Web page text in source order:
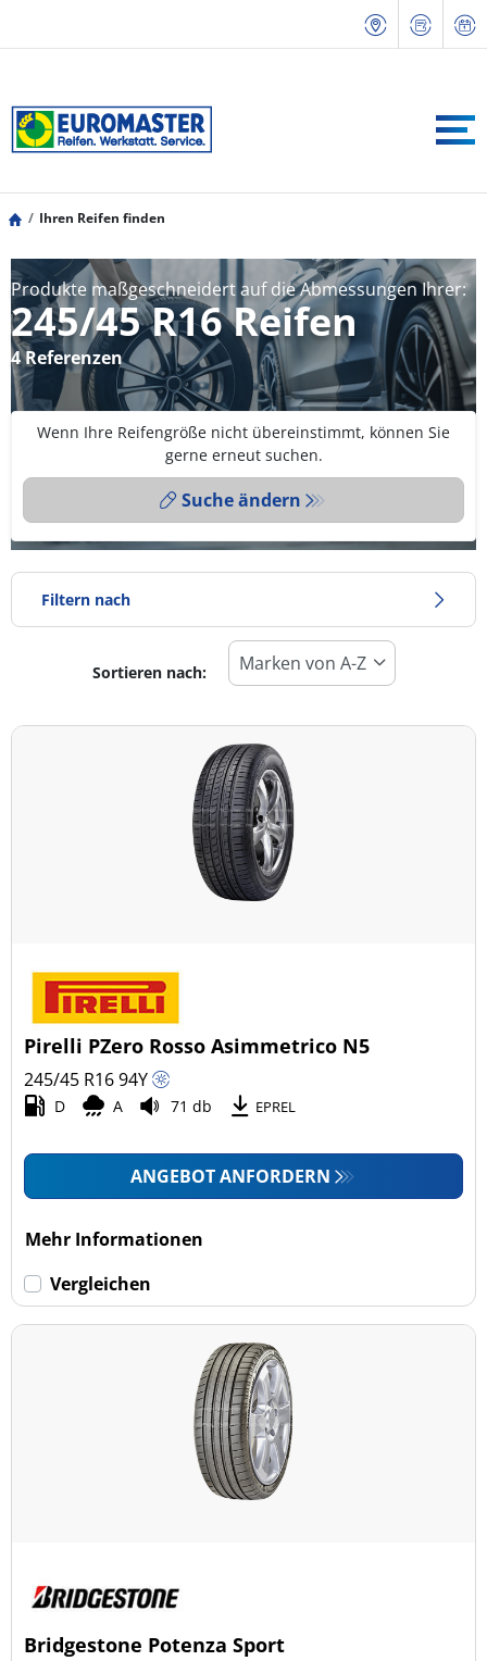
Ihren Reifen finden
Produkte maßgeschneidert auf die Abmessungen Ihrer:
245/45 R16 Reifen
4 Referenzen
Wenn Ihre Reifengröße nicht übereinstimmt, können Sie
gerne erneut suchen.
Suche ändern
Filtern nach
Reifentyp
Alle Arten (4)
Ganzjahresreifen (0)
Pkw (4)
4x4/Offroad (0)
Transporter (0)
Wohnmobil (0)
Keine Run-flat (4)
Sortieren nach:
Pirelli PZero Rosso Asimmetrico N5
245/45 R1694Y
D A 71 db EPREL
ANGEBOT ANFORDERN
Mehr Informationen
Vergleichen
Bridgestone Potenza Sport